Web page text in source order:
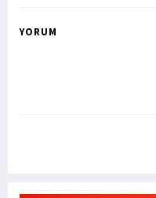
YORUM